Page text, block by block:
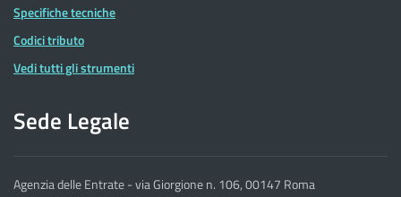
Specifiche tecniche
Codici tributo
Vedi tutti gli strumenti
Sede Legale
Agenzia delle Entrate - via Giorgione n. 106, 00147 Roma